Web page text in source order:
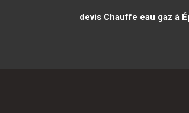
devis Chauffe eau gaz à